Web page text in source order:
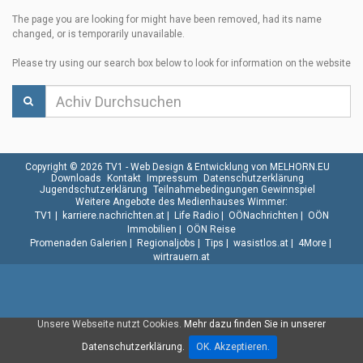
The page you are looking for might have been removed, had its name
changed, or is temporarily unavailable.
Please try using our search box below to look for information on the website
Unsere Webseite nutzt Cookies. Mehr dazu finden Sie in unserer
Datenschutzerklärung.
OK. Akzeptieren.
Copyright © 2026 TV1 - Web Design & Entwicklung von MELHORN.EU
Downloads
Kontakt Impressum
Datenschutzerklärung
Jugendschutzerklärung Teilnahmebedingungen Gewinnspiel
Weitere Angebote des Medienhauses Wimmer:
TV1
karriere.nachrichten.at| Life Radio| OÖNachrichten
OÖN
Immobilien
OÖN Reise
Promenaden Galerien
Regionaljobs Tips wasistlos.at| 4More|
wirtrauern.at